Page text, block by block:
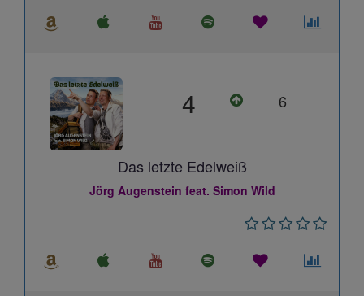
4 6
Das letzte Edelweiß
Jörg Augenstein feat. Simon Wild